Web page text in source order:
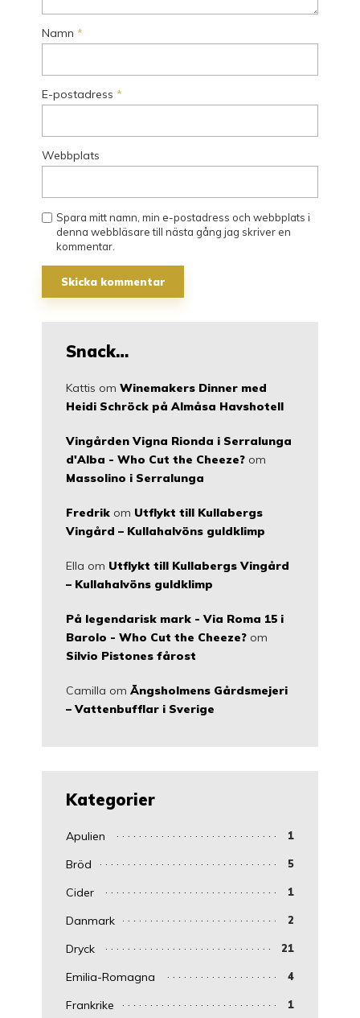
Namn *
E-postadress *
Webbplats
Spara mitt namn, min e-postadress och webbplats i
denna webbläsare till nästa gång jag skriver en
kommentar.
Snack…
Kattis om Winemakers Dinner med
Heidi Schröck på Almåsa Havshotell
Vingården Vigna Rionda i Serralunga
d'Alba - Who Cut the Cheeze? om
Massolino i Serralunga
Fredrik om Utflykt till Kullabergs
Vingård – Kullahalvöns guldklimp
Ella om Utflykt till Kullabergs Vingård
– Kullahalvöns guldklimp
På legendarisk mark - Via Roma 15 i
Barolo - Who Cut the Cheeze? om
Silvio Pistones fårost
Camilla om Ängsholmens Gårdsmejeri
– Vattenbufflar i Sverige
Kategorier
Apulien 1
Bröd 5
Cider 1
Danmark 2
Dryck 21
Emilia-Romagna 4
Frankrike 1